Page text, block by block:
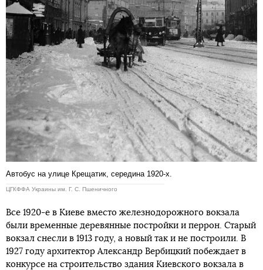
Автобус на улице Крещатик, середина 1920-х.
ЦГКФФА Украины им. Г. С. Пшеничного
Все 1920-е в Киеве вместо железнодорожного вокзала
были временные деревянные постройки и перрон. Старый
вокзал снесли в 1913 году, а новый так и не построили. В
1927 году архитектор Александр Вербицкий побеждает в
конкурсе на строительство здания Киевского вокзала в